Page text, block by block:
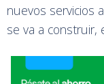
nuevos servicios
se va a construir,